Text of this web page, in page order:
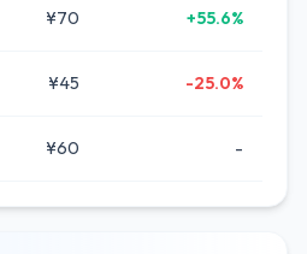
¥70 +55.6%
¥45 -25.0%
¥60 -